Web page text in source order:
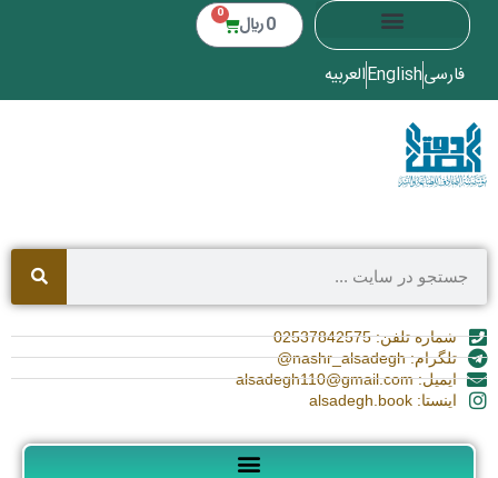
0 ﷼ 0
فارسیEnglishالعربیه
شماره تلفن: 02537842575
تلگرام: nashr_alsadegh@
ایمیل: alsadegh110@gmail.com
اینستا: alsadegh.book